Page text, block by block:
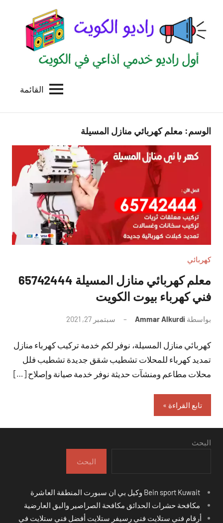
المحتوى
الكويت
للاعلانات
بالكويت
القائمة
الوسم: معلم كهربائي منازل المسيلة
كهربائي
معلم كهربائي منازل المسيلة 65742444
فني كهرباء بيوت الكويت
بواسطة Ammar Alkurdi سبتمبر 27, 2021
تعليقات
كهربائي منازل المسيلة، نوفر لكم خدمة تركيب كهرباء منازل
تمديد كهرباء للمحلات تشطيب شقق جديدة تشطيب فلل
محلات مطاعم ومنشآت حديثة نوفر خدمة صيانة وإصلاح […]
تابع القراءة
البحث
البحث
مكافحة حشرات الحدائق مكافحة الصراصير والبق العارضية
أرقام فني ستلايت فني رسيفر ستلايت أفضل فني ستلايت في